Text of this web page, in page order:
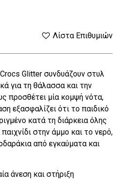
Glitter συνδυάζουν στυλ
για τη θάλασσα και την
προσθέτει μία κομψή νότα,
εξασφαλίζει ότι το παιδικό
κατά τη διάρκεια όλης
παιχνίδι στην άμμο και το νερό,
από εγκαύματα και
άνεση και στήριξη
Λίστα Επιθυμιών